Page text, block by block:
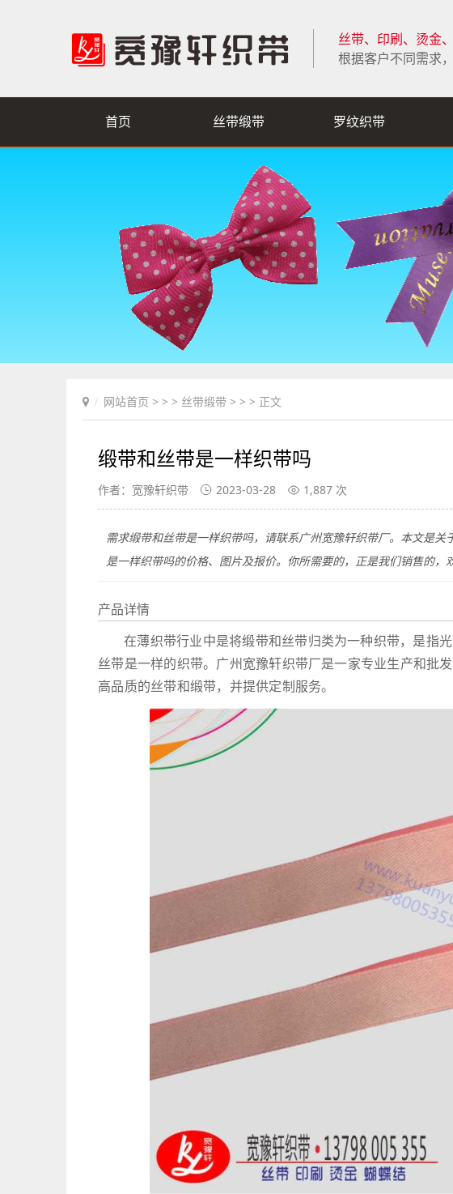
丝带、印刷、烫金
根据客户不同需求
首页 丝带缎带 罗纹织带
网站首页 > > > 丝带缎带 > > > 正文
缎带和丝带是一样织带吗
作者：宽豫轩织带 2023-03-28 1,887 次
需求缎带和丝带是一样织带吗，请联系广州宽豫轩织带厂。本文是
是一样织带吗的价格、图片及报价。你所需要的，正是我们销售的，
产品详情
在薄织带行业中是将缎带和丝带归类为一种织带，是指
丝带是一样的织带。广州宽豫轩织带厂是一家专业生产和批
高品质的丝带和缎带，并提供定制服务。